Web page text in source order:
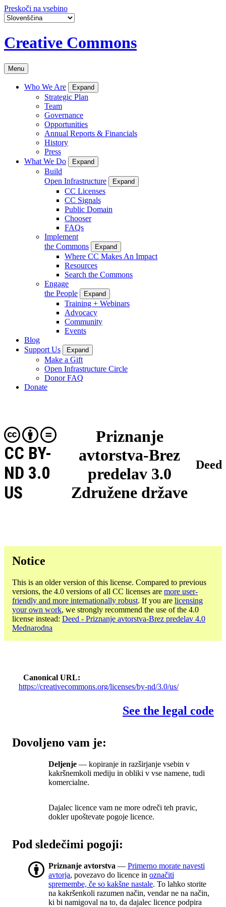
Preskoči na vsebino
Creative Commons
Menu
Who We Are Expand
Strategic Plan
Team
Governance
Opportunities
Annual Reports & Financials
History
Press
What We Do
Expand
Build
Open Infrastructure
Expand
CC Licenses
CC Signals
Public Domain
Chooser
FAQs
Implement
the Commons
Expand
Where CC Makes An Impact
Resources
Search the Commons
Engage
the People
Expand
Training + Webinars
Advocacy
Community
Events
Blog
Support Us
Expand
Make a Gift
Open Infrastructure Circle
Donor FAQ
Donate
Priznanje
avtorstva-Brez
predelav 3.0
Združene države
CC BY-
ND 3.0
US
Deed
Notice
This is an older version of this license. Compared to previous
versions, the 4.0 versions of all CC licenses are more user-
friendly and more internationally robust. If you are licensing
your own work, we strongly recommend the use of the 4.0
license instead: Deed - Priznanje avtorstva-Brez predelav 4.0
Mednarodna
Canonical URL
https://creativecommons.org/licenses/by-nd/3.0/us/
See the legal code
Dovoljeno vam je:
Deljenje — kopiranje in razširjanje vsebin v
kakršnemkoli mediju in obliki v vse namene, tudi
komercialne.
Dajalec licence vam ne more odreči teh pravic,
dokler upoštevate pogoje licence.
Pod sledečimi pogoji:
Priznanje avtorstva — Primerno morate navesti
avtorja, povezavo do licence in označiti
spremembe, če so kakšne nastale. To lahko storite
na kakršenkoli razumen način, vendar ne na način,
ki bi namigoval na to, da dajalec licence podpira